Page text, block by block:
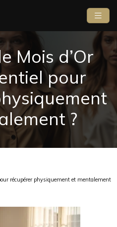
Mois d’Or
pour
?
récupérer physiquement et mentalement